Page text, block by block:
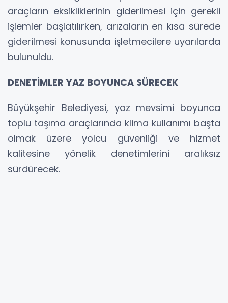
araçların eksikliklerinin giderilmesi için gerekli
işlemler başlatılırken, arızaların en kısa sürede
giderilmesi konusunda işletmecilere uyarılarda
bulunuldu.
DENETİMLER YAZ BOYUNCA SÜRECEK
Büyükşehir Belediyesi, yaz mevsimi boyunca
toplu taşıma araçlarında klima kullanımı başta
olmak üzere yolcu güvenliği ve hizmet
kalitesine yönelik denetimlerini aralıksız
sürdürecek.